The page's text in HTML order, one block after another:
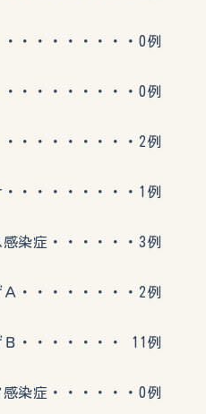
・・・・・・0例
・・・・・・0例
・・・・・・2例
・・・・・・1例
・・・・・・3例
・・・・・・2例
・・・・・ 11例
・・・・・・0例